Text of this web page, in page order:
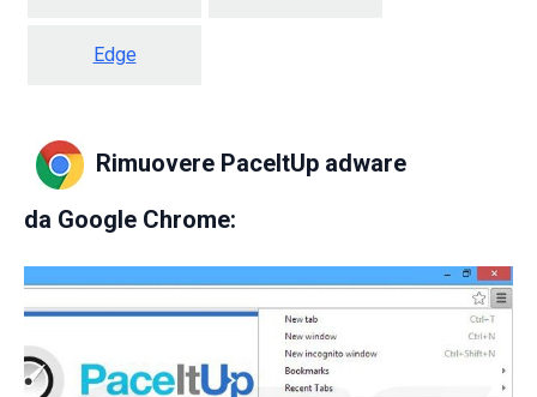
Edge
Rimuovere PaceItUp adware
da Google Chrome: